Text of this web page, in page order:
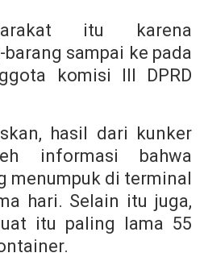
itu karena
sampai ke pada
komisi III DPRD
hasil dari kunker
informasi bahwa
menumpuk di terminal
hari. Selain itu juga,
itu paling lama 55